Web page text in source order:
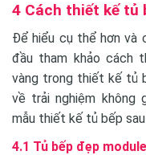
4 Cách thiết kế tủ
Để hiểu cụ thể hơn và
đầu tham khảo cách
vàng trong thiết kế tủ
về trải nghiệm không
mẫu thiết kế tủ bếp
4.1 Tủ bếp đẹp module